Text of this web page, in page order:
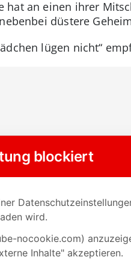
an einen ihrer
düstere
lügen nicht“